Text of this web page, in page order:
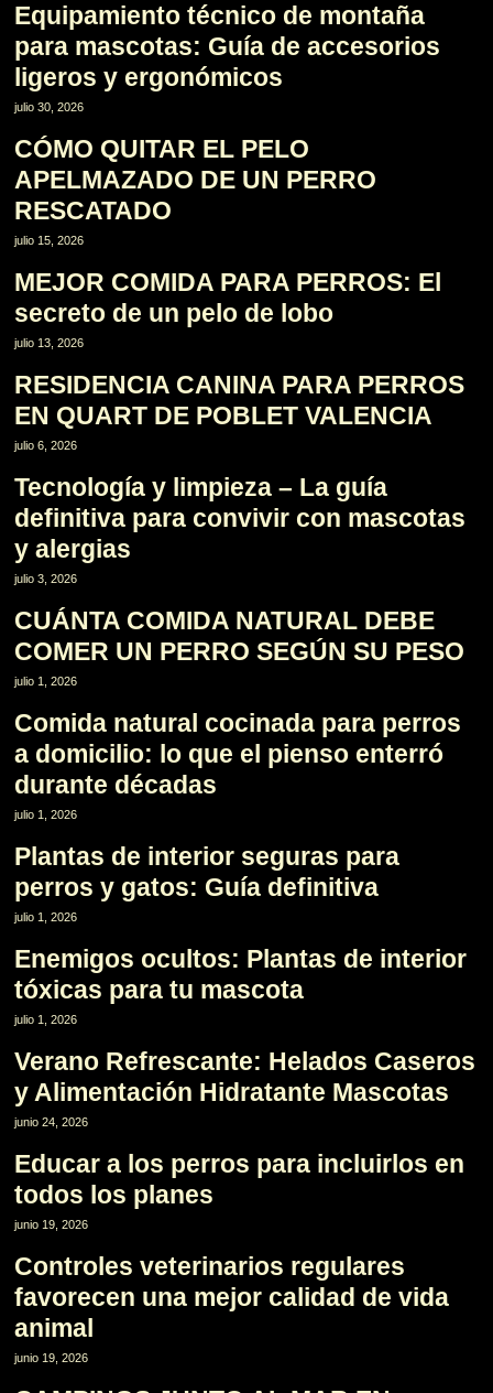
Equipamiento técnico de montaña
para mascotas: Guía de accesorios
ligeros y ergonómicos
julio 30, 2026
CÓMO QUITAR EL PELO
APELMAZADO DE UN PERRO
RESCATADO
julio 15, 2026
MEJOR COMIDA PARA PERROS: El
secreto de un pelo de lobo
julio 13, 2026
RESIDENCIA CANINA PARA PERROS
EN QUART DE POBLET VALENCIA
julio 6, 2026
Tecnología y limpieza – La guía
definitiva para convivir con mascotas
y alergias
julio 3, 2026
CUÁNTA COMIDA NATURAL DEBE
COMER UN PERRO SEGÚN SU PESO
julio 1, 2026 8
Comida natural cocinada para perros
a domicilio: lo que el pienso enterró
durante décadas
julio 1, 2026
Plantas de interior seguras para
perros y gatos: Guía definitiva
julio 1, 2026
Enemigos ocultos: Plantas de interior
tóxicas para tu mascota
julio 1, 2026
Verano Refrescante: Helados Caseros
y Alimentación Hidratante Mascotas
junio 24, 2026 12
Educar a los perros para incluirlos en
todos los planes
junio 19, 2026
Controles veterinarios regulares
favorecen una mejor calidad de vida
animal
junio 19, 2026